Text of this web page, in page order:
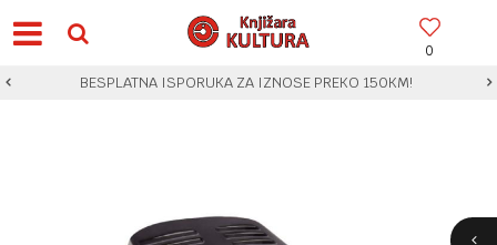
0
BESPLATNA ISPORUKA ZA IZNOSE PREKO 150KM!